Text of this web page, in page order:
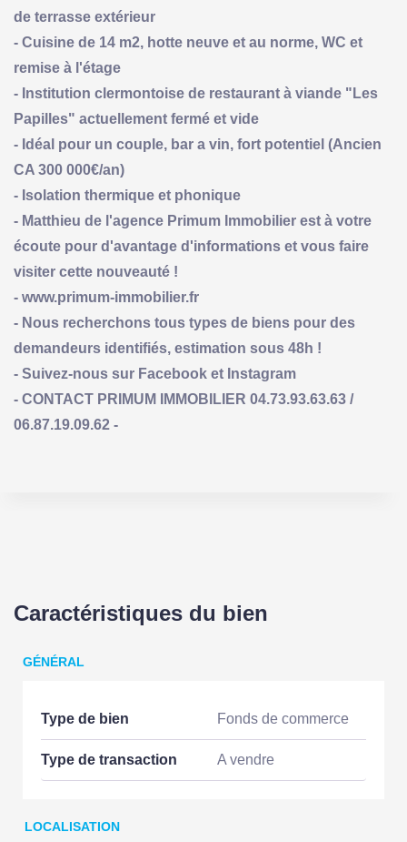
de terrasse extérieur
- Cuisine de 14 m2, hotte neuve et au norme, WC et
remise à l'étage
- Institution clermontoise de restaurant à viande "Les
Papilles" actuellement fermé et vide
- Idéal pour un couple, bar a vin, fort potentiel (Ancien
CA 300 000€/an)
- Isolation thermique et phonique
- Matthieu de l'agence Primum Immobilier est à votre
écoute pour d'avantage d'informations et vous faire
visiter cette nouveauté !
- www.primum-immobilier.fr
- Nous recherchons tous types de biens pour des
demandeurs identifiés, estimation sous 48h !
- Suivez-nous sur Facebook et Instagram
- CONTACT PRIMUM IMMOBILIER 04.73.93.63.63 /
06.87.19.09.62 -
Caractéristiques du bien
GÉNÉRAL
Type de bien Fonds de commerce
Type de transaction A vendre
LOCALISATION